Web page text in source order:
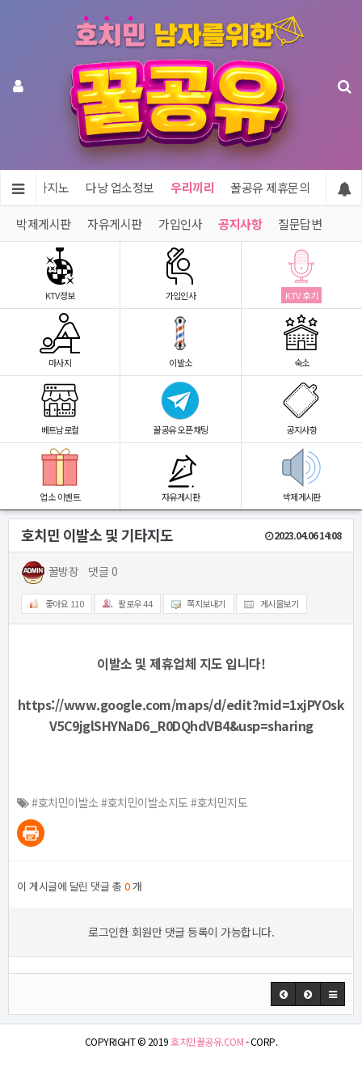
어 & 카지노 다낭 업소정보 우리끼리 꿀공유 제휴문의
박제게시판 자유게시판 가입인사 공지사항 질문답변
KTV정보 가입인사 KTV 후기
마사지 이발소 숙소
베트남로컬 꿀공유 오픈채팅 공지사항
업소 이벤트 자유게시판 박제게시판
호치민 이발소 및 기타지도 2023.04.06 14:08
꿀방장 댓글 0
좋아요 110 팔로우44 쪽지보내기 게시물보기
이발소 및 제휴업체 지도 입니다!
https://www.google.com/maps/d/edit?mid=1xjPYOsk
V5C9jglSHYNaD6_R0DQhdVB4&usp=sharing
#호치민이발소 #호치민이발소지도 #호치민지도
이 게시글에 달린 댓글 총 0개
로그인한 회원만 댓글 등록이 가능합니다.
COPYRIGHT © 2019호치민꿀공유.COM- CORP.